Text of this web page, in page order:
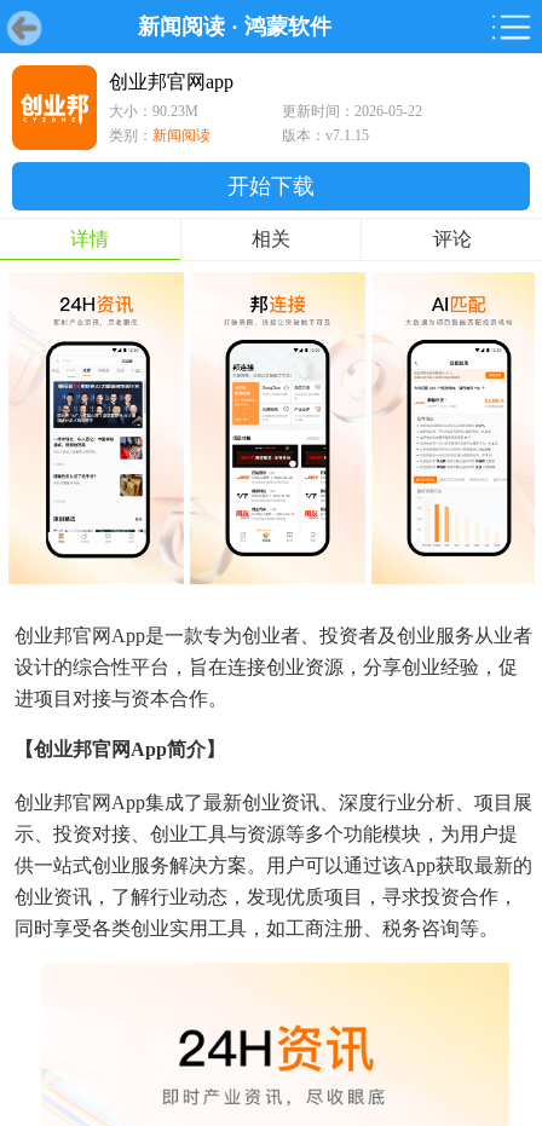
新闻阅读 · 鸿蒙软件
游戏 软件
首页 软件 鸿蒙
游戏
鸿蒙
软件
专题
创业邦官网app
大小：90.23M
更新时间：2026-05-22
类别： 新闻阅读 版本：v7.1.15
开始下载
详情 相关 评论
创业邦官网App是一款专为创业者、投资者及创业服务从业者
设计的综合性平台，旨在连接创业资源，分享创业经验，促
进项目对接与资本合作。
【创业邦官网app简介】
创业邦官网App集成了最新创业资讯、深度行业分析、项目展
示、投资对接、创业工具与资源等多个功能模块，为用户提
供一站式创业服务解决方案。用户可以通过该App获取最新的
创业资讯，了解行业动态，发现优质项目，寻求投资合作，
同时享受各类创业实用工具，如工商注册、税务咨询等。